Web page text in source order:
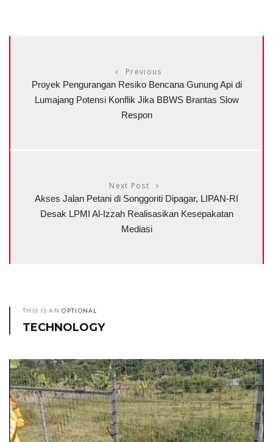
Previous
Proyek Pengurangan Resiko Bencana Gunung Api di
Lumajang Potensi Konflik Jika BBWS Brantas Slow
Respon
Next Post
Akses Jalan Petani di Songgoriti Dipagar, LIPAN-RI
Desak LPMI Al-Izzah Realisasikan Kesepakatan
Mediasi
THIS IS ANOPTIONAL
TECHNOLOGY